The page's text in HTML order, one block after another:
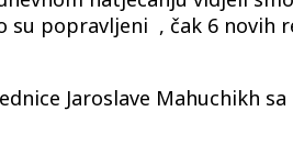
popravljeni , čak 6 novih
Jaroslave Mahuchikh